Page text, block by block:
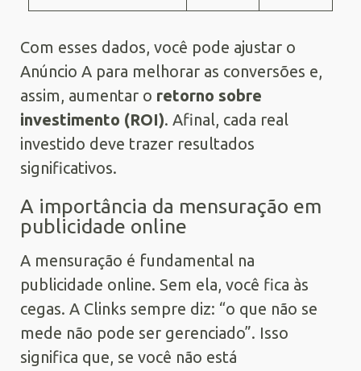
Com esses dados, você pode ajustar o
Anúncio A para melhorar as conversões e,
assim, aumentar o retorno sobre
investimento (ROI). Afinal, cada real
investido deve trazer resultados
significativos.
A importância da mensuração em
publicidade online
A mensuração é fundamental na
publicidade online. Sem ela, você fica às
cegas. A Clinks sempre diz: “o que não se
mede não pode ser gerenciado”. Isso
significa que, se você não está